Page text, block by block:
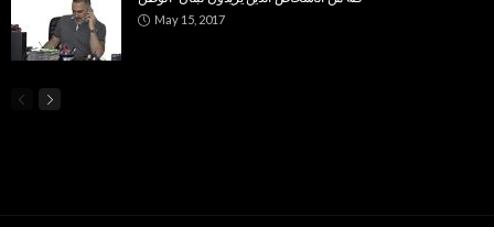
May 15, 2017